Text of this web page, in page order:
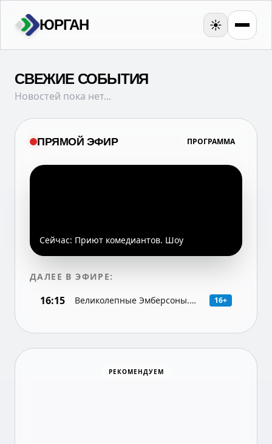
ЮРГАН ☀️
СВЕЖИЕ СОБЫТИЯ
Новостей пока нет...
ПРЯМОЙ ЭФИР ПРОГРАММА
Сейчас: Приют комедиантов. Шоу
ДАЛЕЕ В ЭФИРЕ:
16:15
Великолепные Эмберсоны.
16+
РЕКОМЕНДУЕМ
Хоккей